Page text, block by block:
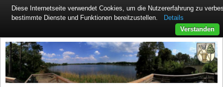
Diese Internetseite verwendet Cookies, um die Nutzererfahrung zu
bestimmte Dienste und Funktionen bereitzustellen.
Details
Verstanden